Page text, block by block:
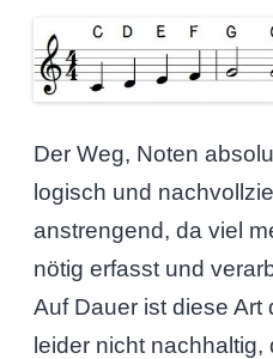
Der Weg, Noten
logisch und
anstrengend, da viel
nötig erfasst und
Auf Dauer ist diese Art
leider nicht